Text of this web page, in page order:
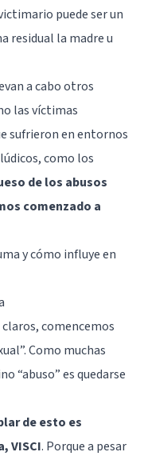
puede ser un
residual la madre u
a cabo otros
las víctimas
sufrieron en entornos
como los
de los abusos
comenzado a
y cómo influye en
comencemos
Como muchas
“abuso” es quedarse
de esto es
VISCI. Porque a pesar